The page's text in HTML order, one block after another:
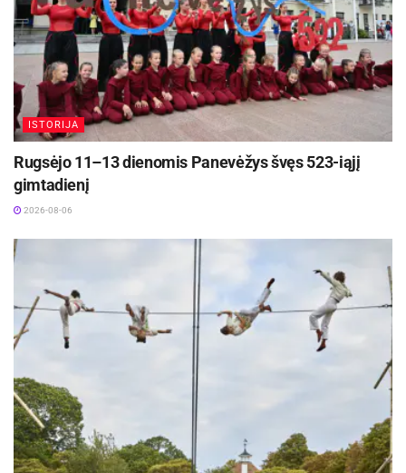
ISTORIJA
Rugsėjo 11–13 dienomis Panevėžys švęs 523-iąjį
gimtadienį
2026-08-06